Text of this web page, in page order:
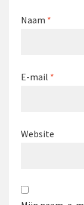
Naam *
E-mail *
Website